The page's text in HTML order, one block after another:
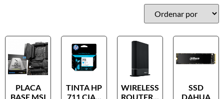
PLACA
BASE MSI
TINTA HP
711 CIA...
WIRELESS
ROUTER...
SSD
DAHUA